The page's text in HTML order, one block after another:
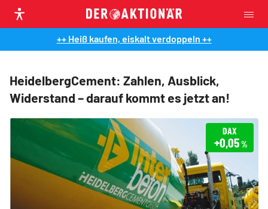
++ Heiß kaufen, eiskalt verdoppeln ++
HeidelbergCement: Zahlen, Ausblick,
Widerstand – darauf kommt es jetzt an!
DAX
+0,05%